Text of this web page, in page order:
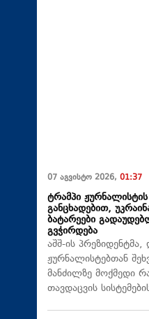
07 აგვისტო 2026, 01:37
ტრამპი
განცხადებით,
ბატარეები
გვჭირდება
აშშ-ის
ჟურნალისტებთან
მანძილზე მოქმედი
თავდაცვის